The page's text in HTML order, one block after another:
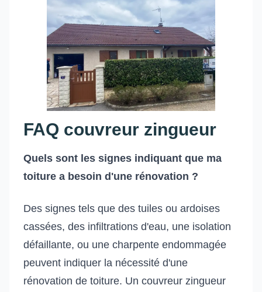
FAQ couvreur zingueur
Quels sont les signes indiquant que ma
toiture a besoin d'une rénovation ?
Des signes tels que des tuiles ou ardoises
cassées, des infiltrations d'eau, une isolation
défaillante, ou une charpente endommagée
peuvent indiquer la nécessité d'une
rénovation de toiture. Un couvreur zingueur